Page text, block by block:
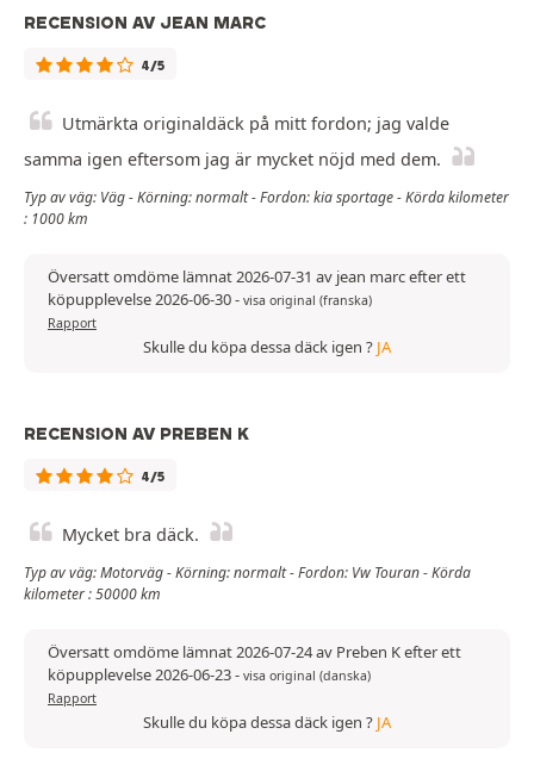
RECENSION AV JEAN MARC
4/5
Utmärkta originaldäck på mitt fordon; jag valde
samma igen eftersom jag är mycket nöjd med dem.
Typ av väg: Väg - Körning: normalt - Fordon: kia sportage - Körda kilometer
: 1000 km
Översatt omdöme lämnat 2026-07-31 av jean marc efter ett
köpupplevelse 2026-06-30- visa original (franska)
Rapport
Skulle du köpa dessa däck igen ? JA
RECENSION AV PREBEN K
4/5
Mycket bra däck.
Typ av väg: Motorväg - Körning: normalt - Fordon: Vw Touran - Körda
kilometer : 50000 km
Översatt omdöme lämnat 2026-07-24 av Preben K efter ett
köpupplevelse 2026-06-23- visa original (danska)
Rapport
Skulle du köpa dessa däck igen ? JA